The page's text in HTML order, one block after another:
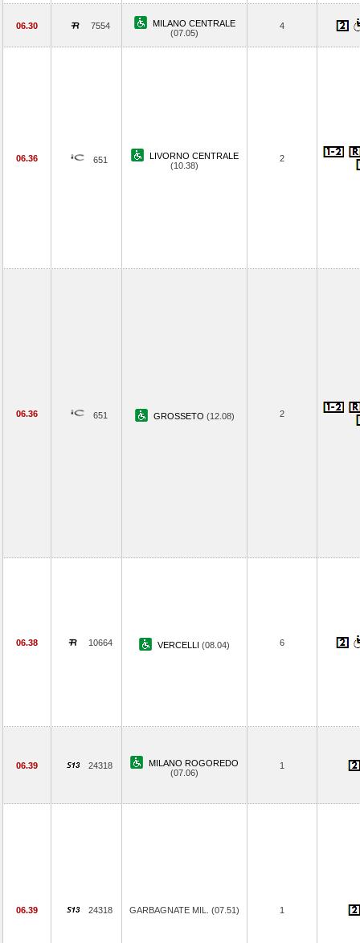
06.30 7554
MILANO CENTRALE
(07.05)
4
06.36 651
LIVORNO CENTRALE
(10.38)
2
06.36 651 GROSSETO (12.08) 2
06.38 10664 VERCELLI (08.04) 6
06.39 24318
MILANO ROGOREDO
(07.06)
1
06.39 24318 GARBAGNATE MIL. (07.51) 1